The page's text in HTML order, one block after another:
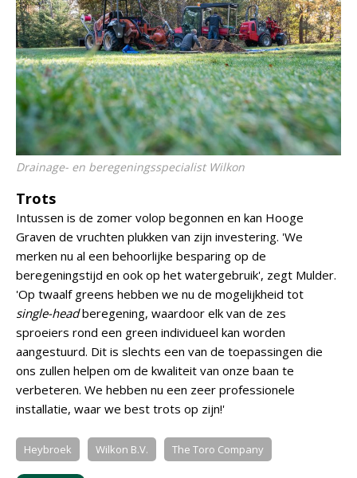
Drainage- en beregeningsspecialist Wilkon
Trots
Intussen is de zomer volop begonnen en kan Hooge
Graven de vruchten plukken van zijn investering. 'We
merken nu al een behoorlijke besparing op de
beregeningstijd en ook op het watergebruik', zegt Mulder.
'Op twaalf greens hebben we nu de mogelijkheid tot
single-headberegening, waardoor elk van de zes
sproeiers rond een green individueel kan worden
aangestuurd. Dit is slechts een van de toepassingen die
ons zullen helpen om de kwaliteit van onze baan te
verbeteren. We hebben nu een zeer professionele
installatie, waar we best trots op zijn!'
Heybroek Wilkon B.V. The Toro Company